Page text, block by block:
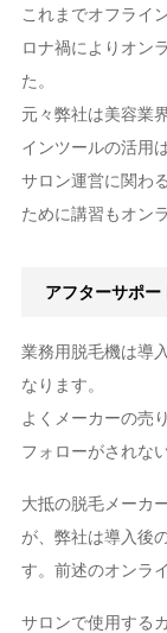
これまでオフライ
ロナ禍によりオン
た。
元々弊社は美容業
インツールの活用
サロン運営に関わ
ために講習もオン
アフターサポー
業務用脱毛機は導
なります。
よくメーカーの売
フォローがされな
大抵の脱毛メーカ
が、弊社は導入後
す。前述のオンラ
サロンで使用する